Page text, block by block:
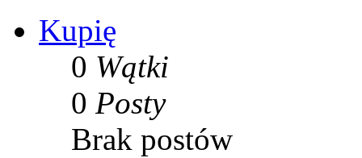
Kupię
0 Wątki
0 Posty
Brak postów